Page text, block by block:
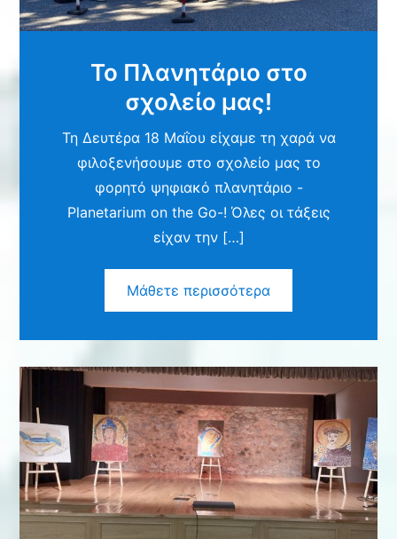
Το Πλανητάριο στο
σχολείο μας!
Τη Δευτέρα 18 Μαΐου είχαμε τη χαρά να
φιλοξενήσουμε στο σχολείο μας το
φορητό ψηφιακό πλανητάριο -
Planetarium on the Go-! Όλες οι τάξεις
είχαν την […]
Μάθετε περισσότερα